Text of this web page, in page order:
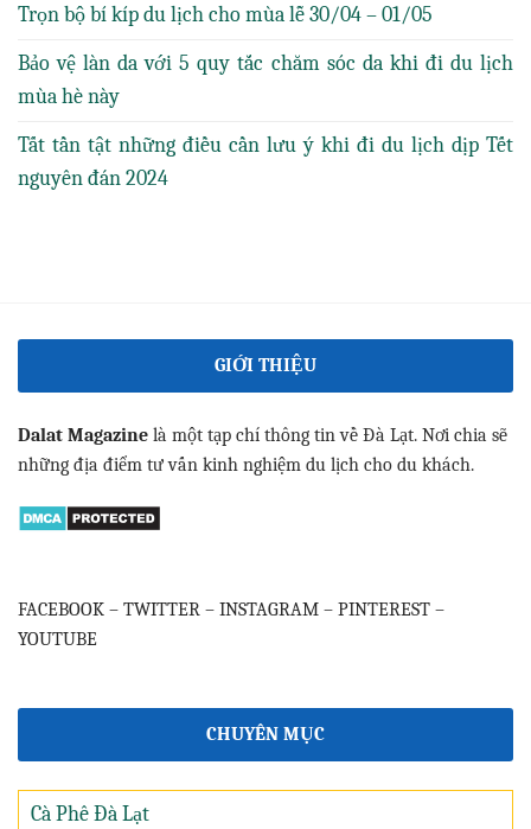
Trọn bộ bí kíp du lịch cho mùa lễ 30/04 – 01/05
Bảo vệ làn da với 5 quy tắc chăm sóc da khi đi du lịch
mùa hè này
Tất tần tật những điều cần lưu ý khi đi du lịch dịp Tết
nguyên đán 2024
GIỚI THIỆU
Dalat Magazine là một tạp chí thông tin về Đà Lạt. Nơi chia sẽ
những địa điểm tư vấn kinh nghiệm du lịch cho du khách.
FACEBOOK – TWITTER – INSTAGRAM – PINTEREST –
YOUTUBE
CHUYÊN MỤC
Cà Phê Đà Lạt